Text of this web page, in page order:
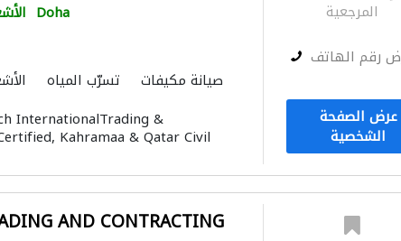
Doha
تسرّب المياه صيانة مكيفات
خزانات المياه نظام الصرف الصحي
InternationalTrading &
Kahramaa & Qatar Civil
المرجعية
رقم الهاتف
عرض الصفحة
الشخصية
AND CONTRACTING